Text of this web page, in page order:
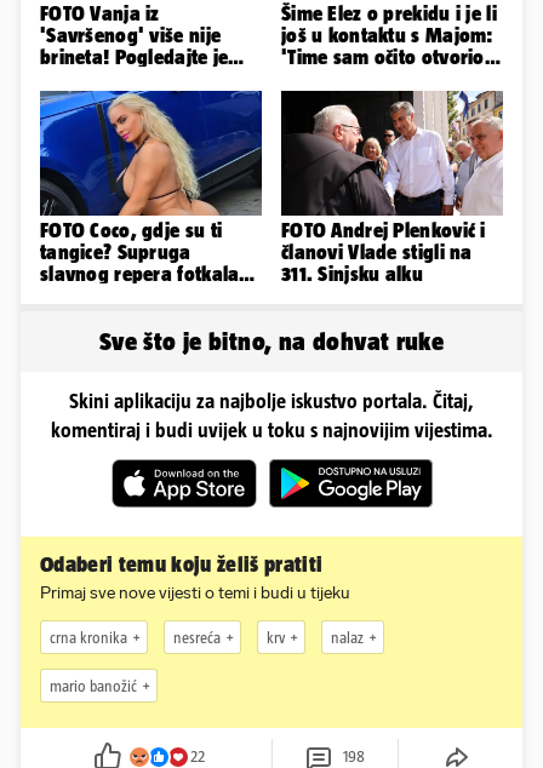
FOTO Vanja iz
'Savršenog' više nije
brineta! Pogledajte je
Šime Elez o prekidu i je li
još u kontaktu s Majom:
'Time sam očito otvorio
FOTO Coco, gdje su ti
tangice? Supruga
slavnog repera fotkala
FOTO Andrej Plenković i
članovi Vlade stigli na
311. Sinjsku alku
Sve što je bitno, na dohvat ruke
Skini aplikaciju za najbolje iskustvo portala. Čitaj,
komentiraj i budi uvijek u toku s najnovijim vijestima.
Odaberi temu koju želiš pratiti
Primaj sve nove vijesti o temi i budi u tijeku
crna kronika nesreća krv nalaz
mario banožić
22 198